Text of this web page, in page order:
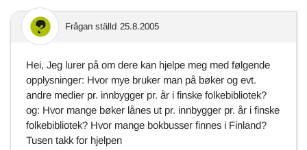
Frågan ställd 25.8.2005
Hei, Jeg lurer på om dere kan hjelpe meg med følgende
opplysninger: Hvor mye bruker man på bøker og evt.
andre medier pr. innbygger pr. år i finske folkebibliotek?
og: Hvor mange bøker lånes ut pr. innbygger pr. år i finske
folkebibliotek? Hvor mange bokbusser finnes i Finland?
Tusen takk for hjelpen